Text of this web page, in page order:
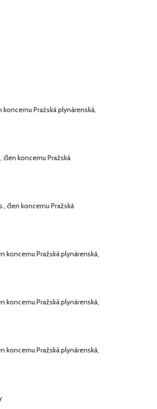
koncernu Pražská plynárenská,
člen koncernu Pražská
člen koncernu Pražská
koncernu Pražská plynárenská,
koncernu Pražská plynárenská,
koncernu Pražská plynárenská,